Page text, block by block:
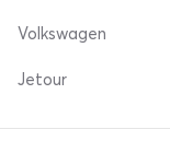
Volkswagen
Jetour